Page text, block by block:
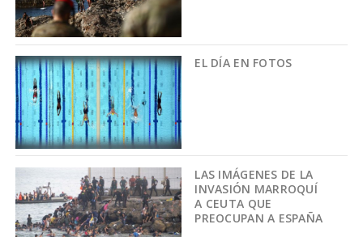
EL DÍA EN FOTOS
LAS IMÁGENES DE LA
INVASIÓN MARROQUÍ
A CEUTA QUE
PREOCUPAN A ESPAÑA